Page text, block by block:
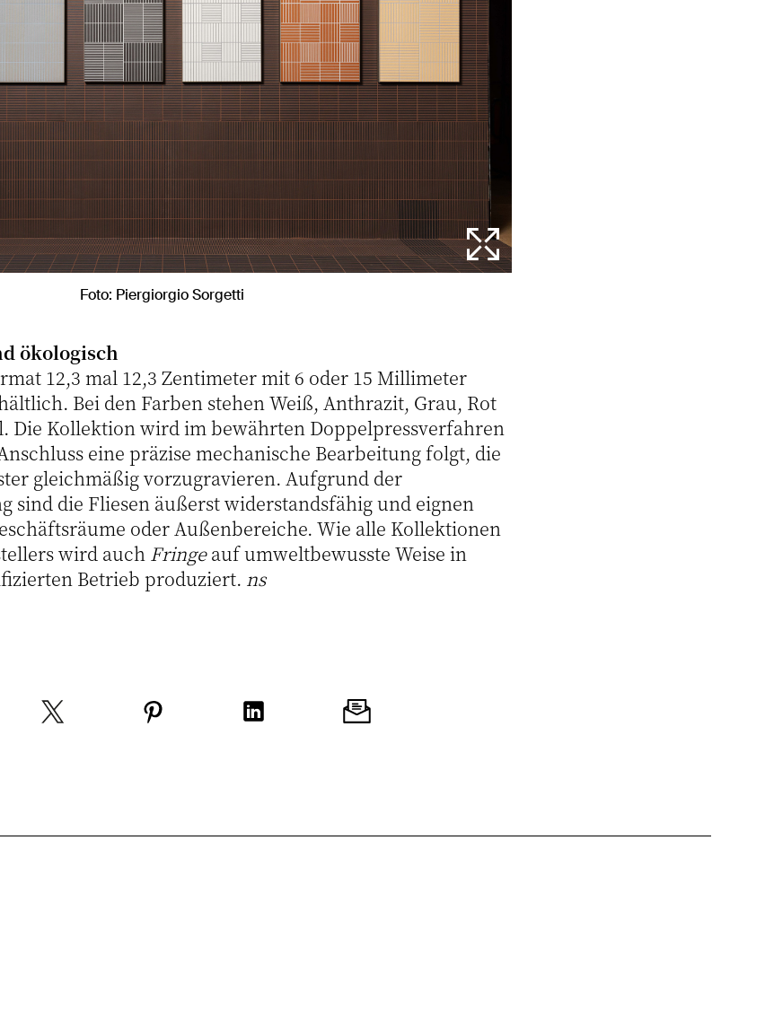
Foto: Piergiorgio Sorgetti
ökologisch
12,3 mal 12,3 Zentimeter mit 6 oder 15 Millimeter
Bei den Farben stehen Weiß, Anthrazit, Grau, Rot
Die Kollektion wird im bewährten Doppelpressverfahren
eine präzise mechanische Bearbeitung folgt, die
gleichmäßig vorzugravieren. Aufgrund der
sind die Fliesen äußerst widerstandsfähig und eignen
oder Außenbereiche. Wie alle Kollektionen
wird auch Fringeauf umweltbewusste Weise in
Betrieb produziert. ns